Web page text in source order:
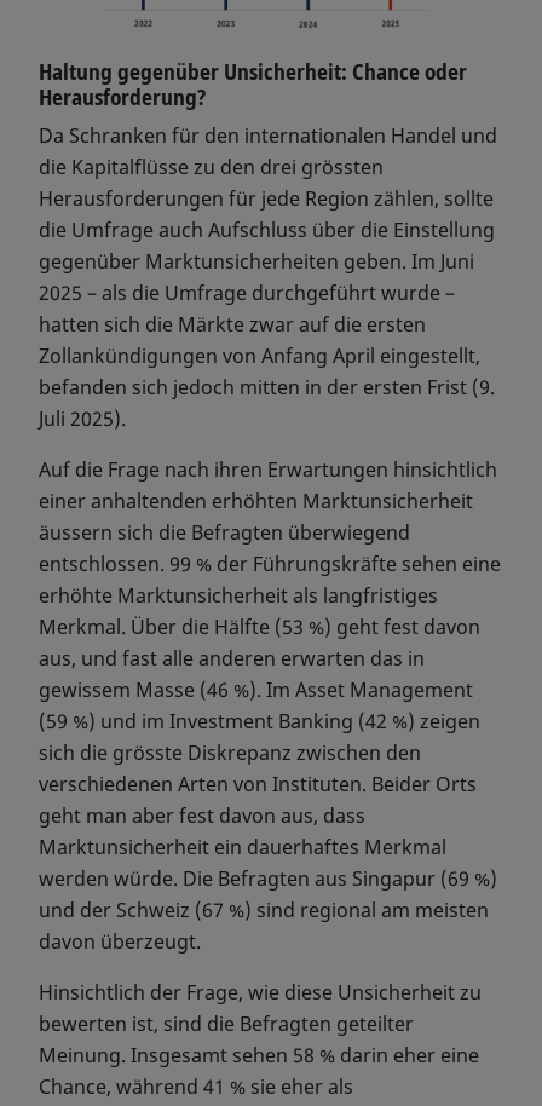
Haltung gegenüber Unsicherheit: Chance oder
Herausforderung?
Da Schranken für den internationalen Handel und
die Kapitalflüsse zu den drei grössten
Herausforderungen für jede Region zählen, sollte
die Umfrage auch Aufschluss über die Einstellung
gegenüber Marktunsicherheiten geben. Im Juni
2025 – als die Umfrage durchgeführt wurde –
hatten sich die Märkte zwar auf die ersten
Zollankündigungen von Anfang April eingestellt,
befanden sich jedoch mitten in der ersten Frist (9.
Juli 2025).
Auf die Frage nach ihren Erwartungen hinsichtlich
einer anhaltenden erhöhten Marktunsicherheit
äussern sich die Befragten überwiegend
entschlossen. 99 % der Führungskräfte sehen eine
erhöhte Marktunsicherheit als langfristiges
Merkmal. Über die Hälfte (53 %) geht fest davon
aus, und fast alle anderen erwarten das in
gewissem Masse (46 %). Im Asset Management
(59 %) und im Investment Banking (42 %) zeigen
sich die grösste Diskrepanz zwischen den
verschiedenen Arten von Instituten. Beider Orts
geht man aber fest davon aus, dass
Marktunsicherheit ein dauerhaftes Merkmal
werden würde. Die Befragten aus Singapur (69 %)
und der Schweiz (67 %) sind regional am meisten
davon überzeugt.
Hinsichtlich der Frage, wie diese Unsicherheit zu
bewerten ist, sind die Befragten geteilter
Meinung. Insgesamt sehen 58 % darin eher eine
Chance, während 41 % sie eher als